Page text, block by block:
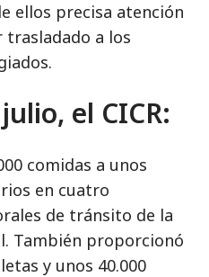
ellos precisa atención
trasladado a los
el CICR:
comidas a unos
en cuatro
de tránsito de la
También proporcionó
y unos 40.000